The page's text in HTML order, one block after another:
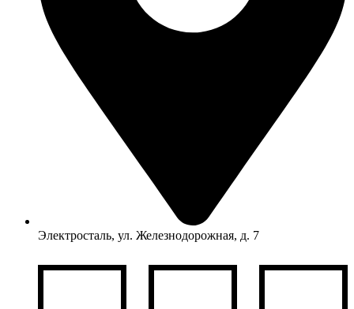
Электросталь, ул. Железнодорожная, д. 7